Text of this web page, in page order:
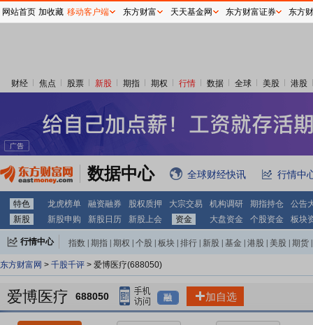
财经 焦点 股票 新股 期指 期权 行情 数据 全球 美股 港股
数据中心 全球财经快讯 行情中
特色 龙虎榜单 融资融券 股权质押 大宗交易 机构调研 期指持仓
公告
新股
新股申购 新股日历 新股上会 资金 大盘资金 个股资金 板块
行情中心 指数 期指 期权 个股 板块 排行 新股 基金 港股 美股 期货
东方财富网 > 千股千评 > 爱博医疗(688050)
爱博医疗 688050 融 加自选
网站首页 加收藏 移动客户端 东方财富 天天基金网 东方财富证券 东方